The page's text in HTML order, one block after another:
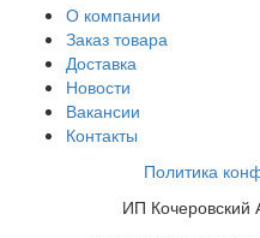
О компании
Заказ товара
Доставка
Новости
Вакансии
Контакты
Политика
ИП Кочеровский